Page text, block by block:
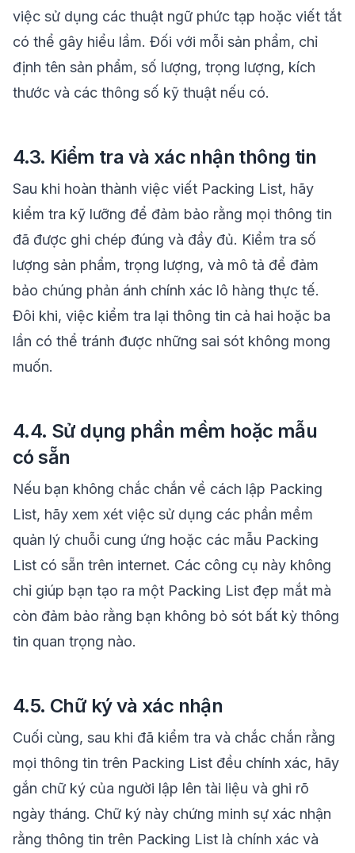
việc sử dụng các thuật ngữ phức tạp hoặc viết tắt
có thể gây hiểu lầm. Đối với mỗi sản phẩm, chỉ
định tên sản phẩm, số lượng, trọng lượng, kích
thước và các thông số kỹ thuật nếu có.
4.3. Kiểm tra và xác nhận thông tin
Sau khi hoàn thành việc viết Packing List, hãy
kiểm tra kỹ lưỡng để đảm bảo rằng mọi thông tin
đã được ghi chép đúng và đầy đủ. Kiểm tra số
lượng sản phẩm, trọng lượng, và mô tả để đảm
bảo chúng phản ánh chính xác lô hàng thực tế.
Đôi khi, việc kiểm tra lại thông tin cả hai hoặc ba
lần có thể tránh được những sai sót không mong
muốn.
4.4. Sử dụng phần mềm hoặc mẫu
có sẵn
Nếu bạn không chắc chắn về cách lập Packing
List, hãy xem xét việc sử dụng các phần mềm
quản lý chuỗi cung ứng hoặc các mẫu Packing
List có sẵn trên internet. Các công cụ này không
chỉ giúp bạn tạo ra một Packing List đẹp mắt mà
còn đảm bảo rằng bạn không bỏ sót bất kỳ thông
tin quan trọng nào.
4.5. Chữ ký và xác nhận
Cuối cùng, sau khi đã kiểm tra và chắc chắn rằng
mọi thông tin trên Packing List đều chính xác, hãy
gắn chữ ký của người lập lên tài liệu và ghi rõ
ngày tháng. Chữ ký này chứng minh sự xác nhận
rằng thông tin trên Packing List là chính xác và